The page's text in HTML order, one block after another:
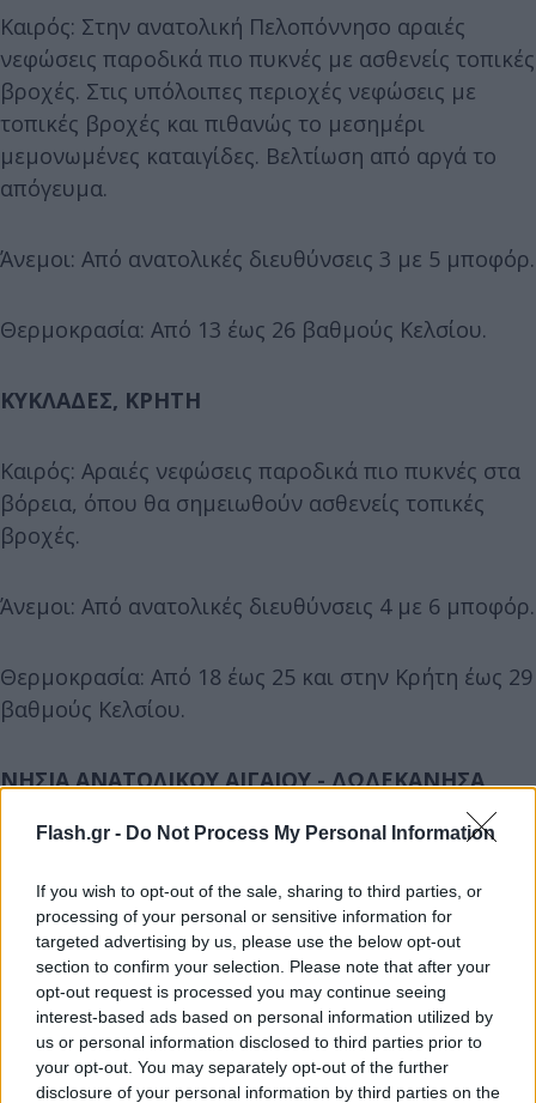
Flash.gr - Do Not Process My Personal Information
If you wish to opt-out of the sale, sharing to third parties, or
processing of your personal or sensitive information for
targeted advertising by us, please use the below opt-out
section to confirm your selection. Please note that after your
opt-out request is processed you may continue seeing
interest-based ads based on personal information utilized by
us or personal information disclosed to third parties prior to
your opt-out. You may separately opt-out of the further
disclosure of your personal information by third parties on the
Καιρός: Στην ανατολική Πελοπόννησο αραιές
νεφώσεις παροδικά πιο πυκνές με ασθενείς τοπικές
βροχές. Στις υπόλοιπες περιοχές νεφώσεις με
τοπικές βροχές και πιθανώς το μεσημέρι
μεμονωμένες καταιγίδες. Βελτίωση από αργά το
απόγευμα.
Άνεμοι: Από ανατολικές διευθύνσεις 3 με 5 μποφόρ.
Θερμοκρασία: Από 13 έως 26 βαθμούς Κελσίου.
ΚΥΚΛΑΔΕΣ, ΚΡΗΤΗ
Καιρός: Αραιές νεφώσεις παροδικά πιο πυκνές στα
βόρεια, όπου θα σημειωθούν ασθενείς τοπικές
βροχές.
Άνεμοι: Από ανατολικές διευθύνσεις 4 με 6 μποφόρ.
Θερμοκρασία: Από 18 έως 25 και στην Κρήτη έως 29
βαθμούς Κελσίου.
ΝΗΣΙΑ ΑΝΑΤΟΛΙΚΟΥ ΑΙΓΑΙΟΥ - ΔΩΔΕΚΑΝΗΣΑ
Καιρός: Αραιές νεφώσεις που από το μεσημέρι στα
νησιά του ανατολικού Αιγαίου θα πυκνώσουν και
θα σημειωθούν τοπικές βροχές.
Άνεμοι: Στα νησιά του ανατολικού Αιγαίου
ανατολικοί βορειοανατολικοί 3 με 4 μποφόρ και
στα Δωδεκάνησα βόρειοι βορειοδυτικοί με την ίδια
ένταση.